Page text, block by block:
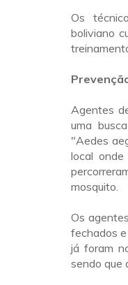
Os
boliviano
Agentes
uma
"Aedes
local
mosquito.
Os
fechados
já foram
sendo que